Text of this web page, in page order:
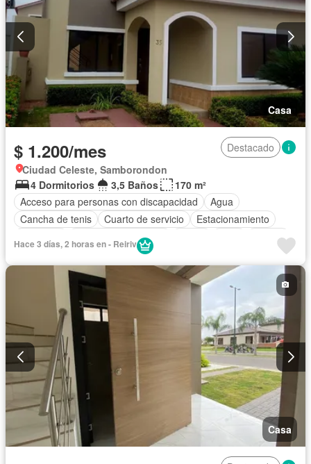
Casa
$ 1.200/mes
Destacado
Ciudad Celeste, Samborondon
4 Dormitorios
3,5 Baños
170 m²
Acceso para personas con discapacidad
Agua
Cancha de tenis
Cuarto de servicio
Estacionamiento
Garita de guardianía
Piscina
Hace 3 días, 2 horas en - Reiriv
Casa